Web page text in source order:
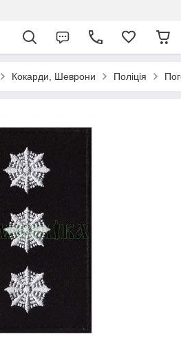
Кокарди, Шеврони Поліція